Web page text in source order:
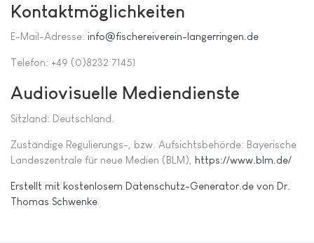
Kontaktmöglichkeiten
E-Mail-Adresse: info@fischereiverein-langerringen.de
Telefon: +49 (0)8232 71451
Audiovisuelle Mediendienste
Sitzland: Deutschland.
Zuständige Regulierungs-, bzw. Aufsichtsbehörde: Bayerische
Landeszentrale für neue Medien (BLM), https://www.blm.de/
Erstellt mit kostenlosem Datenschutz-Generator.de von Dr.
Thomas Schwenke